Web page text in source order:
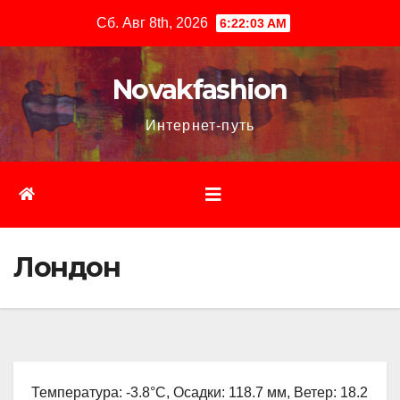
содержимому
Сб. Авг 8th, 2026 6:22:04 AM
Novakfashion
Интернет-путь
Лондон
Температура: -3.8°C, Осадки: 118.7 мм, Ветер: 18.2